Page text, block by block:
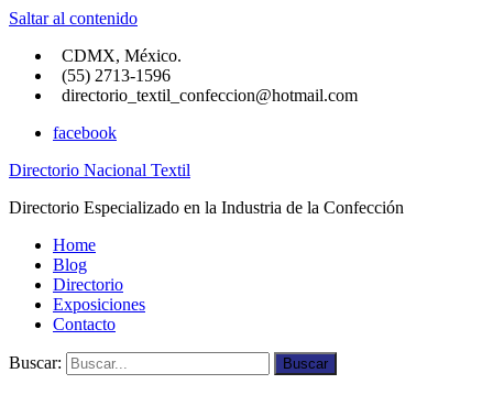
Saltar al contenido
CDMX, México.
(55) 2713-1596
directorio_textil_confeccion@hotmail.com
facebook
Directorio Nacional Textil
Directorio Especializado en la Industria de la Confección
Home
Blog
Directorio
Exposiciones
Contacto
Buscar: Buscar